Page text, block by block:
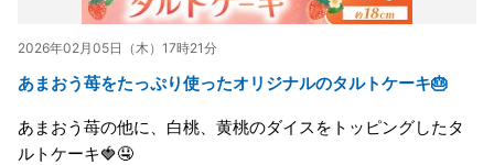
2026年02月05日（木）17時21分
あまおう苺をたっぷり使ったオリジナルのタルトケーキ🎂
あまおう苺の他に、白桃、黄桃のダイスをトッピングしたタ
ルトケーキ🍓🤤